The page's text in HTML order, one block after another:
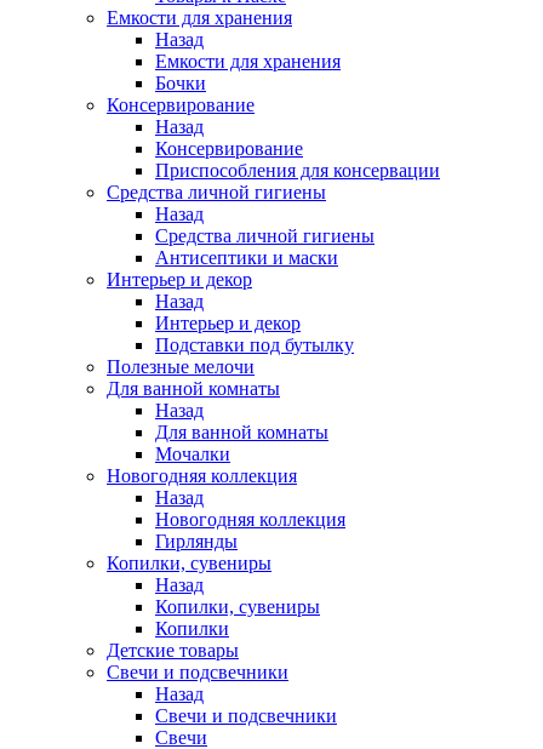
Емкости для хранения
Назад
Емкости для хранения
Бочки
Консервирование
Назад
Консервирование
Приспособления для консервации
Средства личной гигиены
Назад
Средства личной гигиены
Антисептики и маски
Интерьер и декор
Назад
Интерьер и декор
Подставки под бутылку
Полезные мелочи
Для ванной комнаты
Назад
Для ванной комнаты
Мочалки
Новогодняя коллекция
Назад
Новогодняя коллекция
Гирлянды
Копилки, сувениры
Назад
Копилки, сувениры
Копилки
Детские товары
Свечи и подсвечники
Назад
Свечи и подсвечники
Свечи